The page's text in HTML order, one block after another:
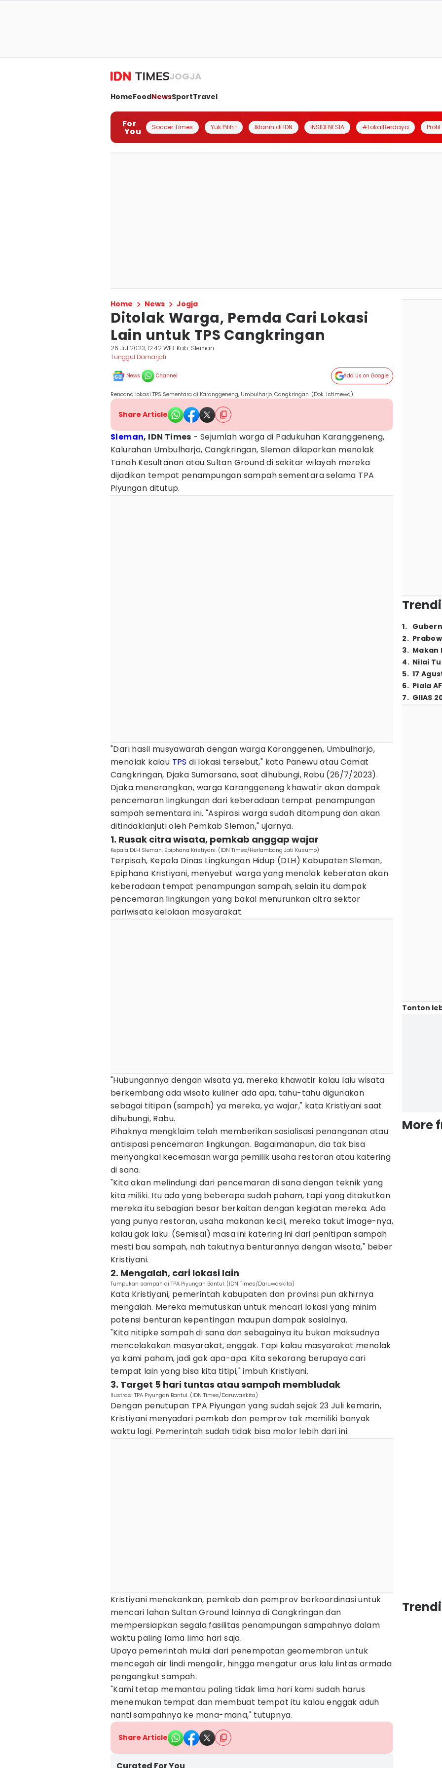
JOGJA
HomeFoodNewsSportTravel
For
You Soccer Times Yuk Pilih ! Iklanin di IDN INSIDENESIA #LokalBerdaya
Home News Jogja
Ditolak Warga, Pemda Cari Lokasi
Lain untuk TPS Cangkringan
26 Jul 2023, 12:42 WIB Kab. Sleman
Tunggul Damarjati
News Channel Add Us on Google
Rencana lokasi TPS Sementara di Karanggeneng, Umbulharjo, Cangkringan. (Dok. Istimewa)
Share Article
Sleman, IDN Times - Sejumlah warga di Padukuhan Karanggeneng,
Kalurahan Umbulharjo, Cangkringan, Sleman dilaporkan menolak
Tanah Kesultanan atau Sultan Ground di sekitar wilayah mereka
dijadikan tempat penampungan sampah sementara selama TPA
Piyungan ditutup.
"Dari hasil musyawarah dengan warga Karanggenen, Umbulharjo,
menolak kalau TPS di lokasi tersebut," kata Panewu atau Camat
Cangkringan, Djaka Sumarsana, saat dihubungi, Rabu (26/7/2023).
Djaka menerangkan, warga Karanggeneng khawatir akan dampak
pencemaran lingkungan dari keberadaan tempat penampungan
sampah sementara ini. "Aspirasi warga sudah ditampung dan akan
ditindaklanjuti oleh Pemkab Sleman," ujarnya.
1. Rusak citra wisata, pemkab anggap wajar
Kepala DLH Sleman, Epiphana Kristiyani. (IDN Times/Herlambang Jati Kusumo)
Terpisah, Kepala Dinas Lingkungan Hidup (DLH) Kabupaten Sleman,
Epiphana Kristiyani, menyebut warga yang menolak keberatan akan
keberadaan tempat penampungan sampah, selain itu dampak
pencemaran lingkungan yang bakal menurunkan citra sektor
pariwisata kelolaan masyarakat.
"Hubungannya dengan wisata ya, mereka khawatir kalau lalu wisata
berkembang ada wisata kuliner ada apa, tahu-tahu digunakan
sebagai titipan (sampah) ya mereka, ya wajar," kata Kristiyani saat
dihubungi, Rabu.
Pihaknya mengklaim telah memberikan sosialisasi penanganan atau
antisipasi pencemaran lingkungan. Bagaimanapun, dia tak bisa
menyangkal kecemasan warga pemilik usaha restoran atau katering
di sana.
"Kita akan melindungi dari pencemaran di sana dengan teknik yang
kita miliki. Itu ada yang beberapa sudah paham, tapi yang ditakutkan
mereka itu sebagian besar berkaitan dengan kegiatan mereka. Ada
yang punya restoran, usaha makanan kecil, mereka takut image-nya,
kalau gak laku. (Semisal) masa ini katering ini dari penitipan sampah
mesti bau sampah, nah takutnya benturannya dengan wisata," beber
Kristiyani.
2. Mengalah, cari lokasi lain
Tumpukan sampah di TPA Piyungan Bantul. (IDN Times/Daruwaskita)
Kata Kristiyani, pemerintah kabupaten dan provinsi pun akhirnya
mengalah. Mereka memutuskan untuk mencari lokasi yang minim
potensi benturan kepentingan maupun dampak sosialnya.
"Kita nitipke sampah di sana dan sebagainya itu bukan maksudnya
mencelakakan masyarakat, enggak. Tapi kalau masyarakat menolak
ya kami paham, jadi gak apa-apa. Kita sekarang berupaya cari
tempat lain yang bisa kita titipi," imbuh Kristiyani.
3. Target 5 hari tuntas atau sampah membludak
Ilustrasi TPA Piyungan Bantul. (IDN Times/Daruwaskita)
Dengan penutupan TPA Piyungan yang sudah sejak 23 Juli kemarin,
Kristiyani menyadari pemkab dan pemprov tak memiliki banyak
waktu lagi. Pemerintah sudah tidak bisa molor lebih dari ini.
Kristiyani menekankan, pemkab dan pemprov berkoordinasi untuk
mencari lahan Sultan Ground lainnya di Cangkringan dan
mempersiapkan segala fasilitas penampungan sampahnya dalam
waktu paling lama lima hari saja.
Upaya pemerintah mulai dari penempatan geomembran untuk
mencegah air lindi mengalir, hingga mengatur arus lalu lintas armada
pengangkut sampah.
"Kami tetap memantau paling tidak lima hari kami sudah harus
menemukan tempat dan membuat tempat itu kalau enggak aduh
nanti sampahnya ke mana-mana," tutupnya.
Share Article
1.
2.
3. Makan
4. Nilai
5. 17
6. Piala
7. GIIAS
Tonton
More